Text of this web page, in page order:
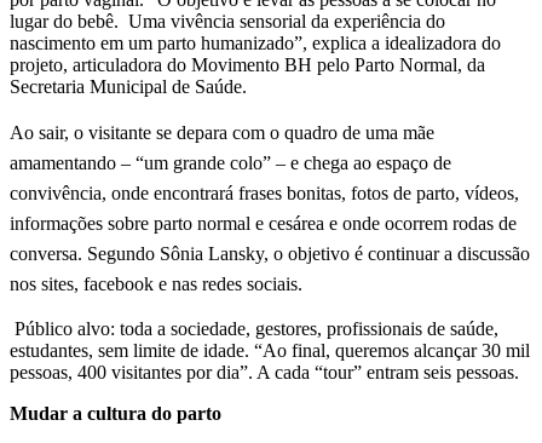
lugar do bebê. Uma vivência sensorial da experiência do
nascimento em um parto humanizado”, explica a idealizadora do
projeto, articuladora do Movimento BH pelo Parto Normal, da
Secretaria Municipal de Saúde.
Ao sair, o visitante se depara com o quadro de uma mãe
amamentando – “um grande colo” – e chega ao espaço de
convivência, onde encontrará frases bonitas, fotos de parto, vídeos,
informações sobre parto normal e cesárea e onde ocorrem rodas de
conversa. Segundo Sônia Lansky, o objetivo é continuar a discussão
nos sites, facebook e nas redes sociais.
Público alvo: toda a sociedade, gestores, profissionais de saúde,
estudantes, sem limite de idade. “Ao final, queremos alcançar 30 mil
pessoas, 400 visitantes por dia”. A cada “tour” entram seis pessoas.
Mudar a cultura do parto